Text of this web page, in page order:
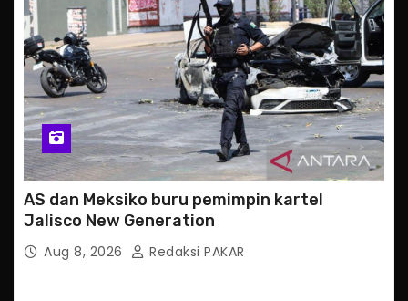
AS dan Meksiko buru pemimpin kartel
Jalisco New Generation
Aug 8, 2026 Redaksi PAKAR